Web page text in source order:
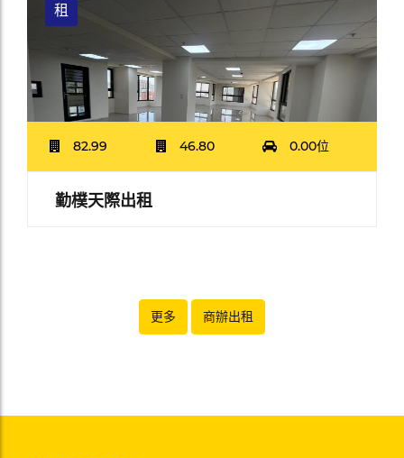
租
82.99 46.80 0.00位
勤樸天際出租
更多 商辦出租